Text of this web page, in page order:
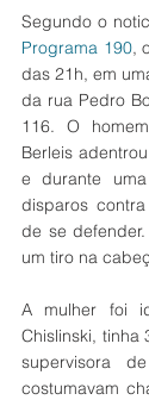
Segundo o
Programa 190,
das 21h, em
da rua Pedro
116. O
Berleis
e durante
disparos
de se
um tiro na
A mulher foi
Chislinski, tinha
supervisora
costumavam